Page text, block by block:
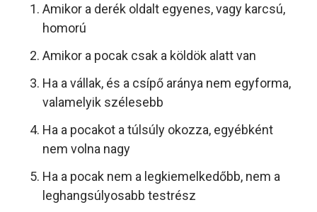
Amikor a derék oldalt egyenes, vagy karcsú,
homorú
Amikor a pocak csak a köldök alatt van
Ha a vállak, és a csípő aránya nem egyforma,
valamelyik szélesebb
Ha a pocakot a túlsúly okozza, egyébként
nem volna nagy
Ha a pocak nem a legkiemelkedőbb, nem a
leghangsúlyosabb testrész